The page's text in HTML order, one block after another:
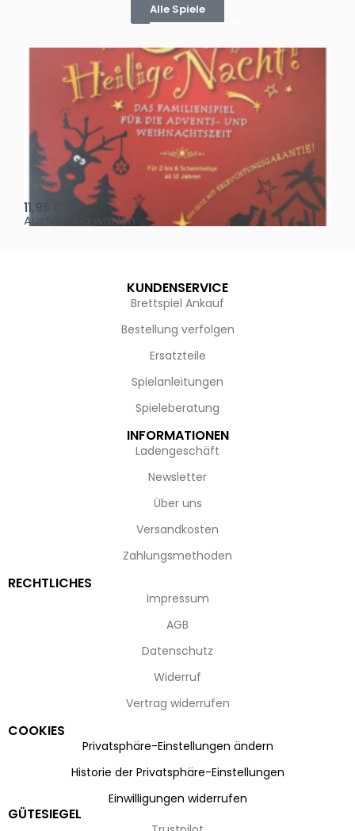
Alle Spiele
Oh, heilige Nacht!
11,95
Ausführung wählen
KUNDENSERVICE
Brettspiel Ankauf
Bestellung verfolgen
Ersatzteile
Spielanleitungen
Spieleberatung
INFORMATIONEN
Ladengeschäft
Newsletter
Über uns
Versandkosten
Zahlungsmethoden
RECHTLICHES
Impressum
AGB
Datenschutz
Widerruf
Vertrag widerrufen
COOKIES
Privatsphäre-Einstellungen ändern
Historie der Privatsphäre-Einstellungen
Einwilligungen widerrufen
GÜTESIEGEL